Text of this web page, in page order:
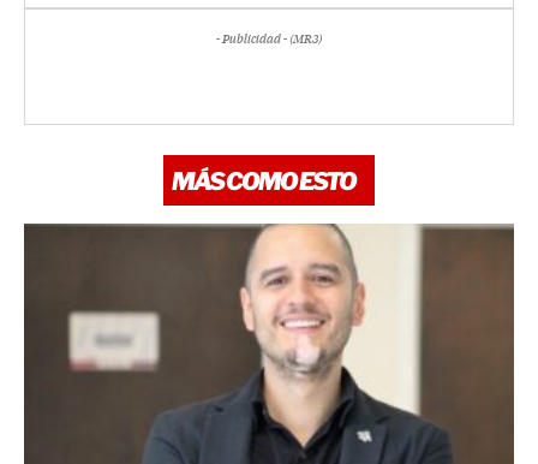
- Publicidad - (MR3)
MÁS COMO ESTO